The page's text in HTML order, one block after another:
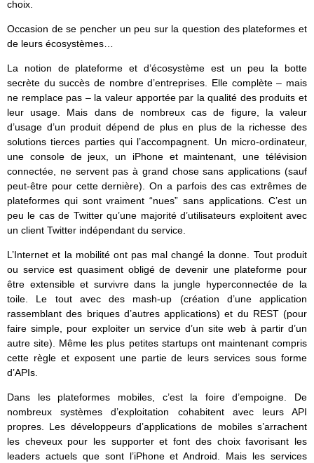
choix.
Occasion de se pencher un peu sur la question des plateformes et
de leurs écosystèmes…
La notion de plateforme et d’écosystème est un peu la botte
secrète du succès de nombre d’entreprises. Elle complète – mais
ne remplace pas – la valeur apportée par la qualité des produits et
leur usage. Mais dans de nombreux cas de figure, la valeur
d’usage d’un produit dépend de plus en plus de la richesse des
solutions tierces parties qui l’accompagnent. Un micro-ordinateur,
une console de jeux, un iPhone et maintenant, une télévision
connectée, ne servent pas à grand chose sans applications (sauf
peut-être pour cette dernière). On a parfois des cas extrêmes de
plateformes qui sont vraiment “nues” sans applications. C’est un
peu le cas de Twitter qu’une majorité d’utilisateurs exploitent avec
un client Twitter indépendant du service.
L’Internet et la mobilité ont pas mal changé la donne. Tout produit
ou service est quasiment obligé de devenir une plateforme pour
être extensible et survivre dans la jungle hyperconnectée de la
toile. Le tout avec des mash-up (création d’une application
rassemblant des briques d’autres applications) et du REST (pour
faire simple, pour exploiter un service d’un site web à partir d’un
autre site). Même les plus petites startups ont maintenant compris
cette règle et exposent une partie de leurs services sous forme
d’APIs.
Dans les plateformes mobiles, c’est la foire d’empoigne. De
nombreux systèmes d’exploitation cohabitent avec leurs API
propres. Les développeurs d’applications de mobiles s’arrachent
les cheveux pour les supporter et font des choix favorisant les
leaders actuels que sont l’iPhone et Android. Mais les services